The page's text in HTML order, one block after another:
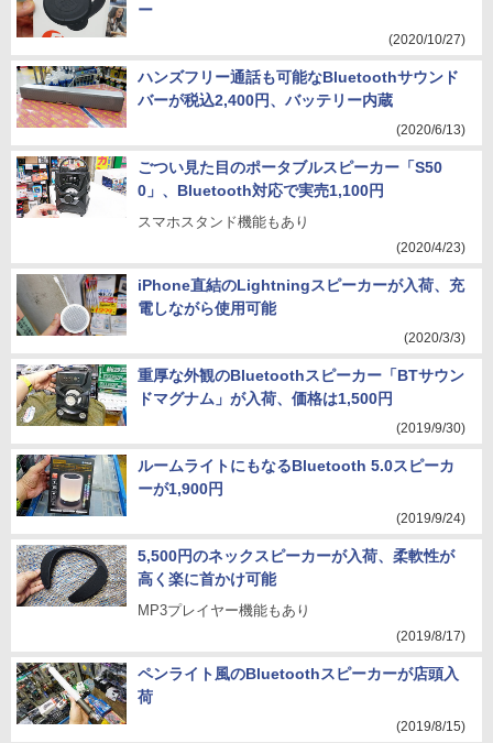
ー
(2020/10/27)
ハンズフリー通話も可能なBluetoothサウンド
バーが税込2,400円、バッテリー内蔵
(2020/6/13)
ごつい見た目のポータブルスピーカー「S50
0」、Bluetooth対応で実売1,100円
スマホスタンド機能もあり
(2020/4/23)
iPhone直結のLightningスピーカーが入荷、充
電しながら使用可能
(2020/3/3)
重厚な外観のBluetoothスピーカー「BTサウン
ドマグナム」が入荷、価格は1,500円
(2019/9/30)
ルームライトにもなるBluetooth 5.0スピーカ
ーが1,900円
(2019/9/24)
5,500円のネックスピーカーが入荷、柔軟性が
高く楽に首かけ可能
MP3プレイヤー機能もあり
(2019/8/17)
ペンライト風のBluetoothスピーカーが店頭入
荷
(2019/8/15)